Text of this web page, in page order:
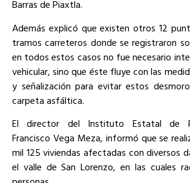
Barras de Piaxtla.
Además explicó que existen otros 12
tramos carreteros donde se registraron
en todos estos casos no fue necesario
vehicular, sino que éste fluye con las
y señalización para evitar estos
carpeta asfáltica.
El director del Instituto Estatal de
Francisco Vega Meza, informó que se
mil 125 viviendas afectadas con diversos
el valle de San Lorenzo, en las cuales